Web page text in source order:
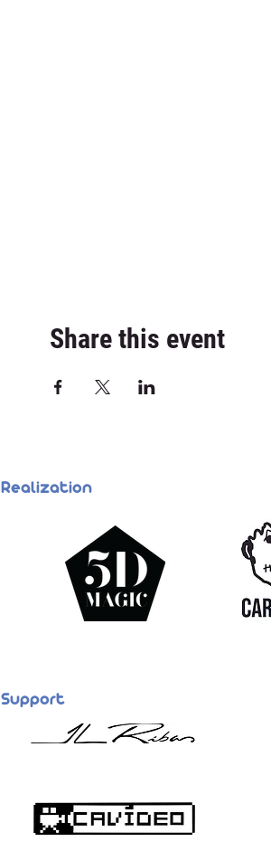
Share this event
Realization
Support